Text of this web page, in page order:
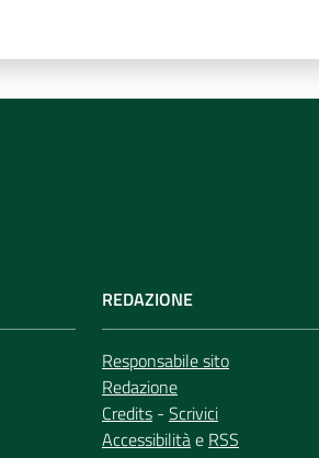
REDAZIONE
Responsabile sito
Redazione
Credits - Scrivici
Accessibilitàe RSS